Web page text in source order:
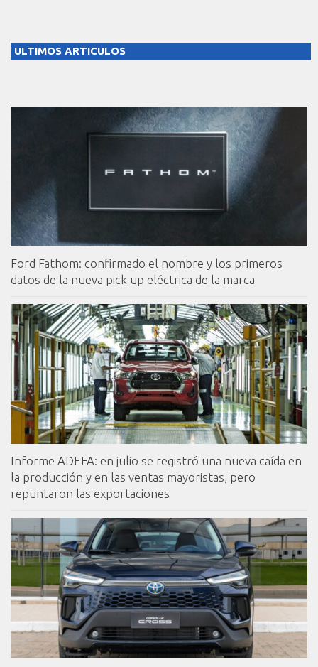
ULTIMOS ARTICULOS
Ford Fathom: confirmado el nombre y los primeros
datos de la nueva pick up eléctrica de la marca
Informe ADEFA: en julio se registró una nueva caída en
la producción y en las ventas mayoristas, pero
repuntaron las exportaciones